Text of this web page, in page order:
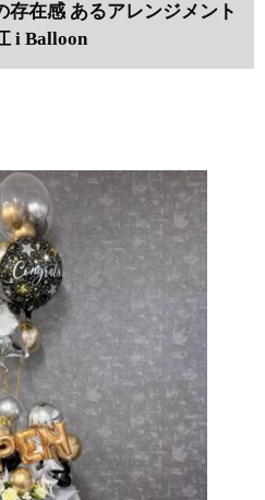
存在感 あるアレンジメント
i Balloon